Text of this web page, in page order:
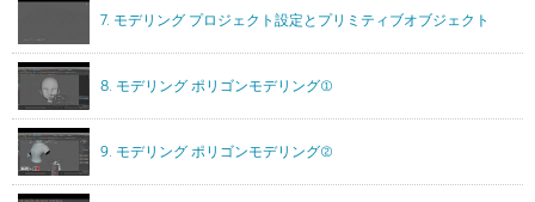
7. モデリング プロジェクト設定とプリミティブオブジェクト
8. モデリング ポリゴンモデリング①
9. モデリング ポリゴンモデリング②